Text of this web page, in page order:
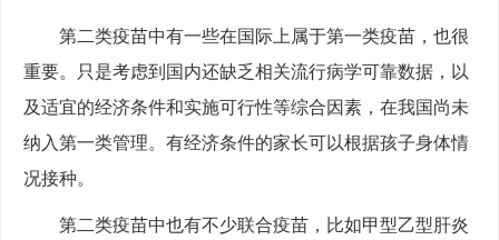
第二类疫苗中有一些在国际上属于第一类疫苗，也很
重要。只是考虑到国内还缺乏相关流行病学可靠数据，以
及适宜的经济条件和实施可行性等综合因素，在我国尚未
纳入第一类管理。有经济条件的家长可以根据孩子身体情
况接种。
第二类疫苗中也有不少联合疫苗，比如甲型乙型肝炎